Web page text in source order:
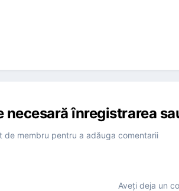
înregistrarea
de membru pentru a adăuga comentarii
Aveţi deja un